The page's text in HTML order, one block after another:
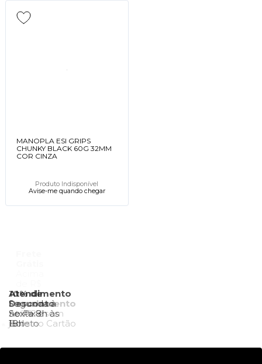
MANOPLA ESI GRIPS
CHUNKY BLACK 60G 32MM
COR CINZA
Produto Indisponível
Avise-me quando chegar